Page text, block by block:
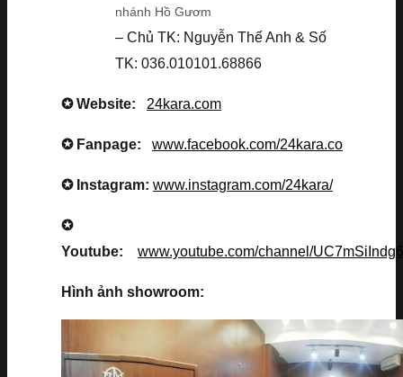
nhánh Hồ Gươm
– Chủ TK: Nguyễn Thế Anh & Số
TK: 036.010101.68866
✪ Website: 24kara.com
✪ Fanpage: www.facebook.com/24kara.co
✪ Instagram: www.instagram.com/24kara/
✪
Youtube: www.youtube.com/channel/
Hình ảnh showroom: